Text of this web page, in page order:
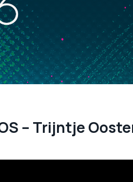
– Trijntje